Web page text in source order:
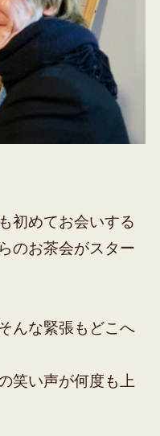
初めてお会いする
のお茶会がスター
んな緊張もどこへ
笑い声が何度も上